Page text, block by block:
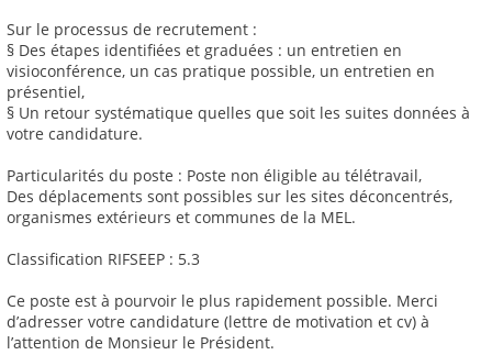
Sur le processus de recrutement :
§ Des étapes identifiées et graduées : un entretien en
visioconférence, un cas pratique possible, un entretien en
présentiel,
§ Un retour systématique quelles que soit les suites données à
votre candidature.
Particularités du poste : Poste non éligible au télétravail,
Des déplacements sont possibles sur les sites déconcentrés,
organismes extérieurs et communes de la MEL.
Classification RIFSEEP : 5.3
Ce poste est à pourvoir le plus rapidement possible. Merci
d’adresser votre candidature (lettre de motivation et cv) à
l’attention de Monsieur le Président.